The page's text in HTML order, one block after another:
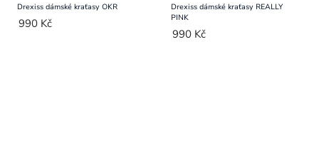
Drexiss dámské kraťasy OKR
990 Kč
Drexiss dámské kraťasy REALLY
PINK
990 Kč